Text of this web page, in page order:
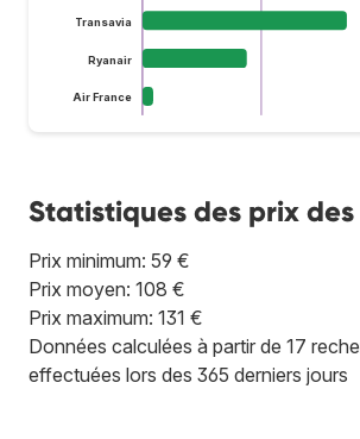
Transavia
Ryanair
Air France
Statistiques des prix
Prix minimum: 59 €
Prix moyen: 108 €
Prix maximum: 131 €
Données calculées à partir de 17
effectuées lors des 365 derniers jours